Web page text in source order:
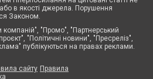
в якості джерела. Порушення
Законом.
"Промо", "Партнерський
"Політичні новини", "Пресреліз",
публікуються на правах реклами.
сайту Правила